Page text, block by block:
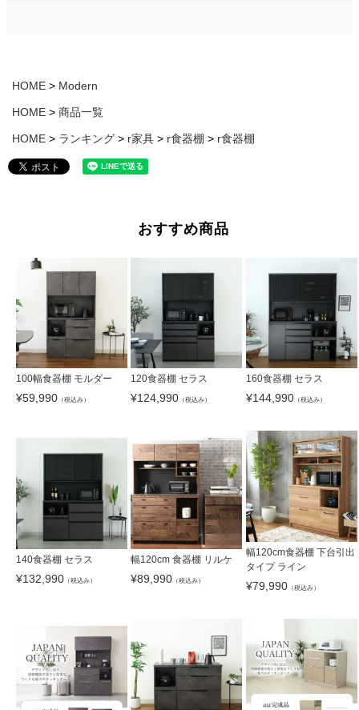
HOME Modern
HOME 商品一覧
HOME ランキング r家具 r食器棚 r食器棚
おすすめ商品
100幅食器棚 モルダー
¥59,990 （税込み）
120食器棚 セラス
¥124,990 （税込み）
160食器棚 セラス
¥144,990（税込み）
140食器棚 セラス
¥132,990 （税込み）
幅120cm 食器棚 リルケ
¥89,990 （税込み）
幅120cm食器棚 下台引出
タイプ ライン
¥79,990（税込み）